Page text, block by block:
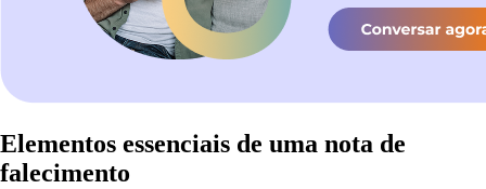
Elementos essenciais de uma nota de
falecimento